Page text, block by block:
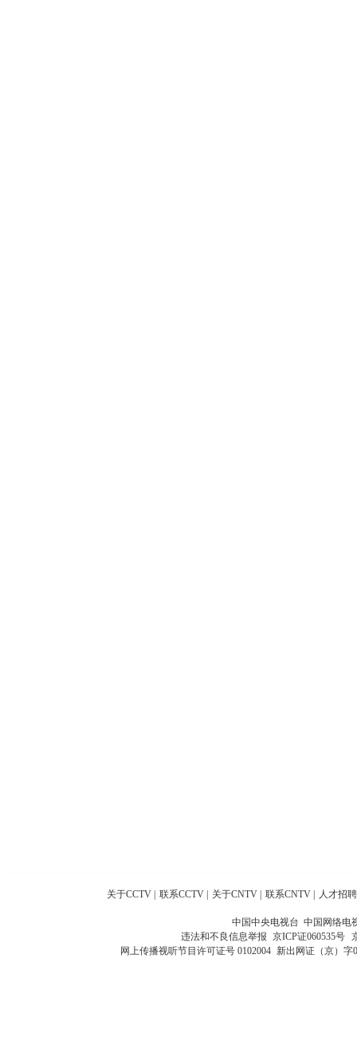
关于CCTV 联系CCTV 关于CNTV 联系CNTV 人才招聘
中国中央电视台 中国网络电
违法和不良信息举报 京ICP证060535号
网上传播视听节目许可证号 0102004 新出网证（京）